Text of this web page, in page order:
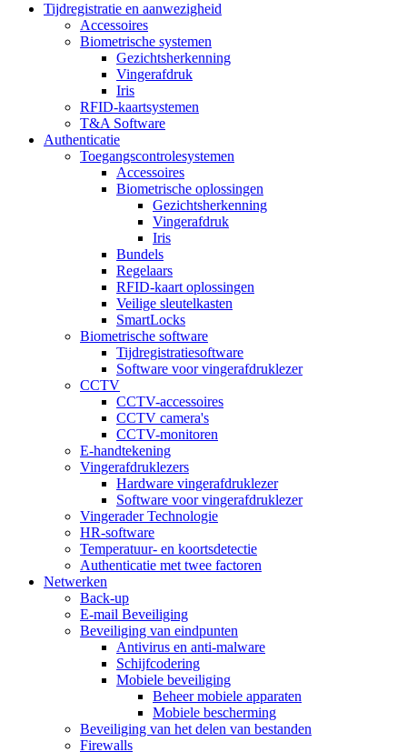
Tijdregistratie en aanwezigheid
Accessoires
Biometrische systemen
Gezichtsherkenning
Vingerafdruk
Iris
RFID-kaartsystemen
T&A Software
Authenticatie
Toegangscontrolesystemen
Accessoires
Biometrische oplossingen
Gezichtsherkenning
Vingerafdruk
Iris
Bundels
Regelaars
RFID-kaart oplossingen
Veilige sleutelkasten
SmartLocks
Biometrische software
Tijdregistratiesoftware
Software voor vingerafdruklezer
CCTV
CCTV-accessoires
CCTV camera's
CCTV-monitoren
E-handtekening
Vingerafdruklezers
Hardware vingerafdruklezer
Software voor vingerafdruklezer
Vingerader Technologie
HR-software
Temperatuur- en koortsdetectie
Authenticatie met twee factoren
Netwerken
Back-up
E-mail Beveiliging
Beveiliging van eindpunten
Antivirus en anti-malware
Schijfcodering
Mobiele beveiliging
Beheer mobiele apparaten
Mobiele bescherming
Beveiliging van het delen van bestanden
Firewalls